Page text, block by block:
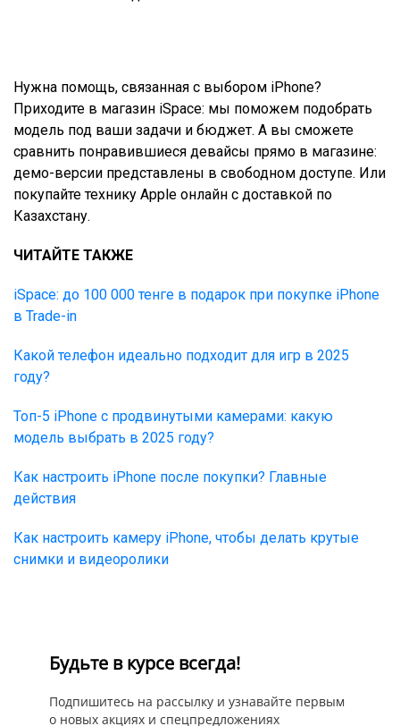
Нужна помощь, связанная с выбором iPhone?
Приходите в магазин iSpace: мы поможем подобрать
модель под ваши задачи и бюджет. А вы сможете
сравнить понравившиеся девайсы прямо в магазине:
демо-версии представлены в свободном доступе. Или
покупайте технику Apple онлайн с доставкой по
Казахстану.
ЧИТАЙТЕ ТАКЖЕ
iSpace: до 100 000 тенге в подарок при покупке iPhone
в Trade-in
Какой телефон идеально подходит для игр в 2025
году?
Топ-5 iPhone с продвинутыми камерами: какую
модель выбрать в 2025 году?
Как настроить iPhone после покупки? Главные
действия
Как настроить камеру iPhone, чтобы делать крутые
снимки и видеоролики
Будьте в курсе всегда!
Подпишитесь на рассылку и узнавайте первым
о новых акциях и спецпредложениях